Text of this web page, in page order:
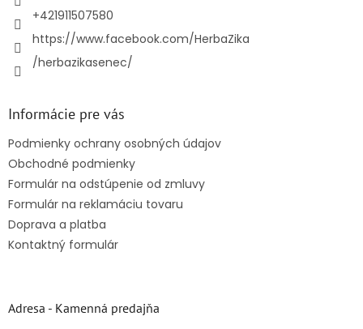
+421911507580
https://www.facebook.com/HerbaZika
/herbazikasenec/
Informácie pre vás
Podmienky ochrany osobných údajov
Obchodné podmienky
Formulár na odstúpenie od zmluvy
Formulár na reklamáciu tovaru
Doprava a platba
Kontaktný formulár
Adresa - Kamenná predajňa